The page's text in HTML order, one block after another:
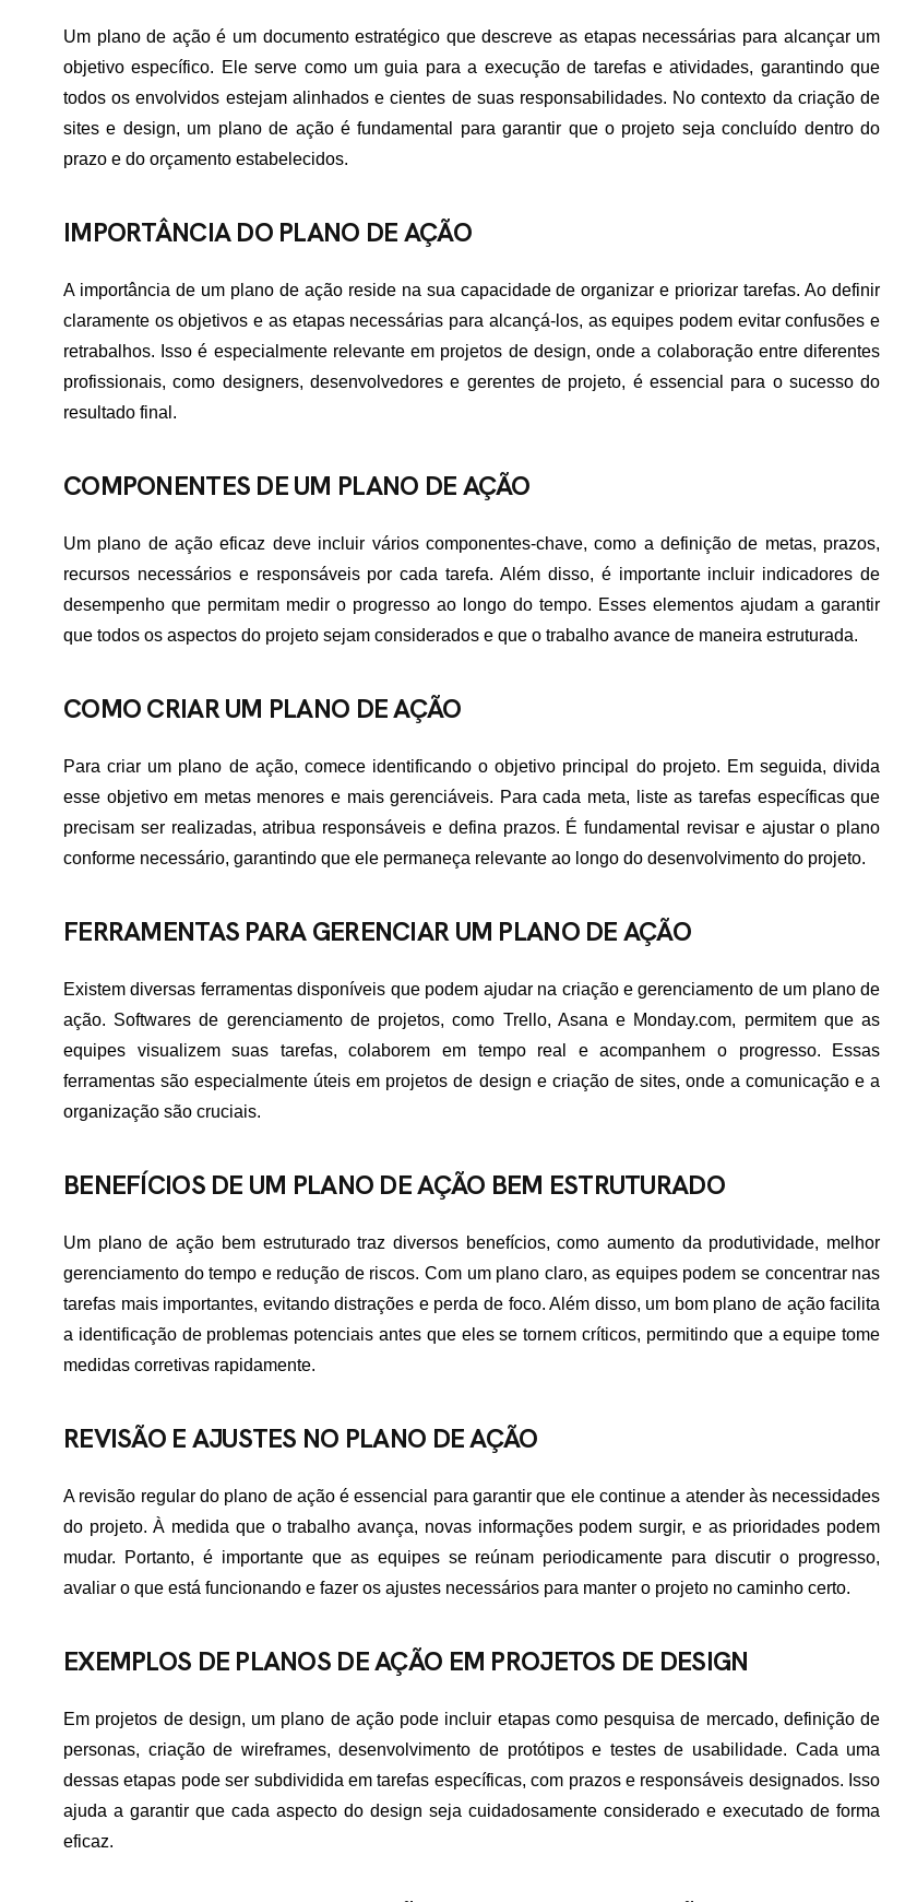
ATENDIDAS
NÓS
FALE
+55 19 99655-
Um plano de ação é um documento estratégico que descreve as etapas necessárias para alcançar um
objetivo específico. Ele serve como um guia para a execução de tarefas e atividades, garantindo que
todos os envolvidos estejam alinhados e cientes de suas responsabilidades. No contexto da criação de
sites e design, um plano de ação é fundamental para garantir que o projeto seja concluído dentro do
prazo e do orçamento estabelecidos.
IMPORTÂNCIA DO PLANO DE AÇÃO
A importância de um plano de ação reside na sua capacidade de organizar e priorizar tarefas. Ao definir
claramente os objetivos e as etapas necessárias para alcançá-los, as equipes podem evitar confusões e
retrabalhos. Isso é especialmente relevante em projetos de design, onde a colaboração entre diferentes
profissionais, como designers, desenvolvedores e gerentes de projeto, é essencial para o sucesso do
resultado final.
COMPONENTES DE UM PLANO DE AÇÃO
Um plano de ação eficaz deve incluir vários componentes-chave, como a definição de metas, prazos,
recursos necessários e responsáveis por cada tarefa. Além disso, é importante incluir indicadores de
desempenho que permitam medir o progresso ao longo do tempo. Esses elementos ajudam a garantir
que todos os aspectos do projeto sejam considerados e que o trabalho avance de maneira estruturada.
COMO CRIAR UM PLANO DE AÇÃO
Para criar um plano de ação, comece identificando o objetivo principal do projeto. Em seguida, divida
esse objetivo em metas menores e mais gerenciáveis. Para cada meta, liste as tarefas específicas que
precisam ser realizadas, atribua responsáveis e defina prazos. É fundamental revisar e ajustar o plano
conforme necessário, garantindo que ele permaneça relevante ao longo do desenvolvimento do projeto.
FERRAMENTAS PARA GERENCIAR UM PLANO DE AÇÃO
Existem diversas ferramentas disponíveis que podem ajudar na criação e gerenciamento de um plano de
ação. Softwares de gerenciamento de projetos, como Trello, Asana e Monday.com, permitem que as
equipes visualizem suas tarefas, colaborem em tempo real e acompanhem o progresso. Essas
ferramentas são especialmente úteis em projetos de design e criação de sites, onde a comunicação e a
organização são cruciais.
BENEFÍCIOS DE UM PLANO DE AÇÃO BEM ESTRUTURADO
Um plano de ação bem estruturado traz diversos benefícios, como aumento da produtividade, melhor
gerenciamento do tempo e redução de riscos. Com um plano claro, as equipes podem se concentrar nas
tarefas mais importantes, evitando distrações e perda de foco. Além disso, um bom plano de ação facilita
a identificação de problemas potenciais antes que eles se tornem críticos, permitindo que a equipe tome
medidas corretivas rapidamente.
REVISÃO E AJUSTES NO PLANO DE AÇÃO
A revisão regular do plano de ação é essencial para garantir que ele continue a atender às necessidades
do projeto. À medida que o trabalho avança, novas informações podem surgir, e as prioridades podem
mudar. Portanto, é importante que as equipes se reúnam periodicamente para discutir o progresso,
avaliar o que está funcionando e fazer os ajustes necessários para manter o projeto no caminho certo.
EXEMPLOS DE PLANOS DE AÇÃO EM PROJETOS DE DESIGN
Em projetos de design, um plano de ação pode incluir etapas como pesquisa de mercado, definição de
personas, criação de wireframes, desenvolvimento de protótipos e testes de usabilidade. Cada uma
dessas etapas pode ser subdividida em tarefas específicas, com prazos e responsáveis designados. Isso
ajuda a garantir que cada aspecto do design seja cuidadosamente considerado e executado de forma
eficaz.